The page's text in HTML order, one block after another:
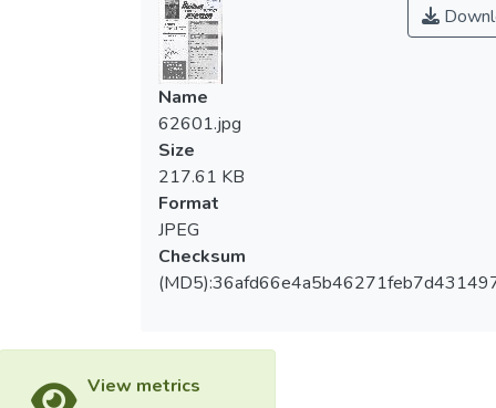
Name
62601.jpg
Size
217.61 KB
Format
JPEG
Checksum
View metrics